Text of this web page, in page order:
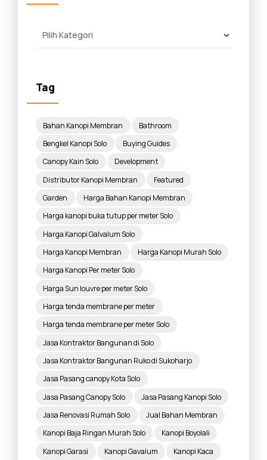
Tag
Bahan Kanopi Membran
Bathroom
Bengkel Kanopi Solo
Buying Guides
Canopy Kain Solo
Development
Distributor Kanopi Membran
Featured
Garden
Harga Bahan Kanopi Membran
Harga kanopi buka tutup per meter Solo
Harga Kanopi Galvalum Solo
Harga Kanopi Membran
Harga Kanopi Murah Solo
Harga Kanopi Per meter Solo
Harga Sun louvre per meter Solo
Harga tenda membrane per meter
Harga tenda membrane per meter Solo
Jasa Kontraktor Bangunan di Solo
Jasa Kontraktor Bangunan Ruko di Sukoharjo
Jasa Pasang canopy Kota Solo
Jasa Pasang Canopy Solo
Jasa Pasang Kanopi Solo
Jasa Renovasi Rumah Solo
Jual Bahan Membran
Kanopi Baja Ringan Murah Solo
Kanopi Boyolali
Kanopi Garasi
Kanopi Gavalum
Kanopi Kaca